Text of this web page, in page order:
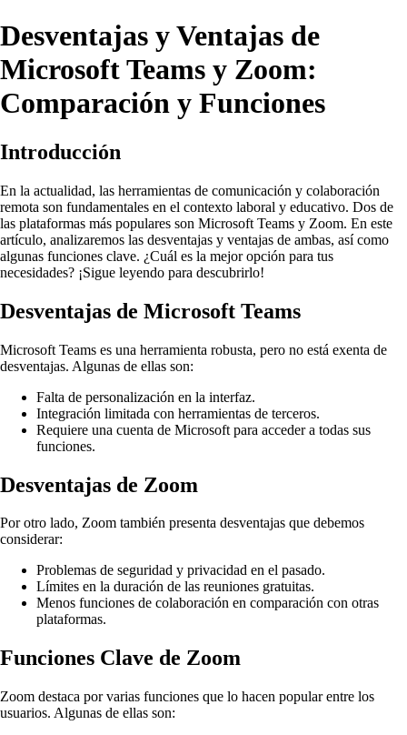
Desventajas y Ventajas de
Microsoft Teams y Zoom:
Comparación y Funciones
Introducción
En la actualidad, las herramientas de comunicación y colaboración
remota son fundamentales en el contexto laboral y educativo. Dos de
las plataformas más populares son Microsoft Teams y Zoom. En este
artículo, analizaremos las desventajas y ventajas de ambas, así como
algunas funciones clave. ¿Cuál es la mejor opción para tus
necesidades? ¡Sigue leyendo para descubrirlo!
Desventajas de Microsoft Teams
Microsoft Teams es una herramienta robusta, pero no está exenta de
desventajas. Algunas de ellas son:
Falta de personalización en la interfaz.
Integración limitada con herramientas de terceros.
Requiere una cuenta de Microsoft para acceder a todas sus
funciones.
Desventajas de Zoom
Por otro lado, Zoom también presenta desventajas que debemos
considerar:
Problemas de seguridad y privacidad en el pasado.
Límites en la duración de las reuniones gratuitas.
Menos funciones de colaboración en comparación con otras
plataformas.
Funciones Clave de Zoom
Zoom destaca por varias funciones que lo hacen popular entre los
usuarios. Algunas de ellas son: